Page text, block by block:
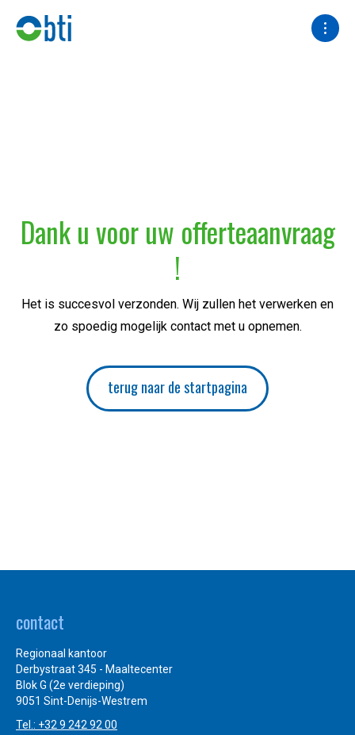
Dank u voor uw offerteaanvraag
!
Het is succesvol verzonden. Wij zullen het verwerken en
zo spoedig mogelijk contact met u opnemen.
terug naar de startpagina
contact
Regionaal kantoor
Derbystraat 345 - Maaltecenter
Blok G (2e verdieping)
9051 Sint-Denijs-Westrem
Tel.: +32 9 242 92 00